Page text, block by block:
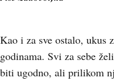
Kao i za sve ostalo, ukus
godinama. Svi za sebe
biti ugodno, ali prilikom